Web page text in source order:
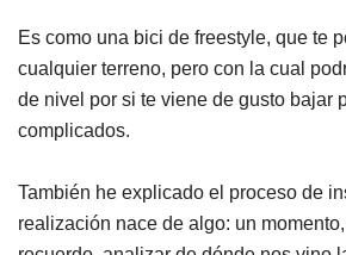
Es como una bici de freestyle, que te
cualquier terreno, pero con la cual
de nivel por si te viene de gusto bajar
complicados.
También he explicado el proceso de
realización nace de algo: un